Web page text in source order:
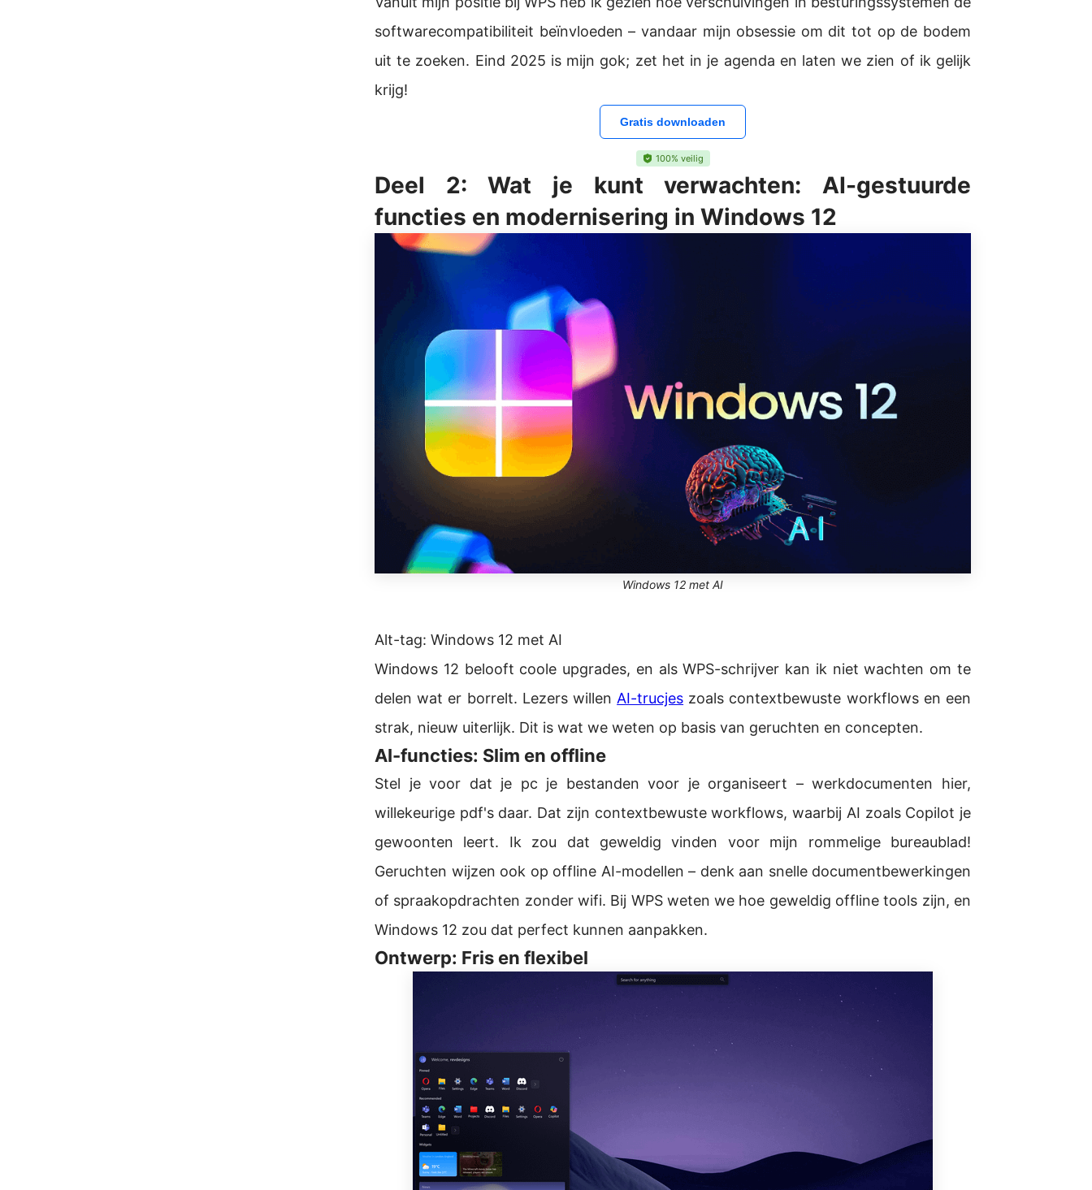
softwarecompatibiliteit beïnvloeden – vandaar mijn obsessie om dit tot op de bodem
uit te zoeken. Eind 2025 is mijn gok; zet het in je agenda en laten we zien of ik gelijk
krijg!
Gratis downloaden
100% veilig
Deel 2: Wat je kunt verwachten: AI-gestuurde
functies en modernisering in Windows 12
Windows 12 met AI
Alt-tag: Windows 12 met AI
Windows 12 belooft coole upgrades, en als WPS-schrijver kan ik niet wachten om te
delen wat er borrelt. Lezers willen AI-trucjes zoals contextbewuste workflows en een
strak, nieuw uiterlijk. Dit is wat we weten op basis van geruchten en concepten.
AI-functies: Slim en offline
Stel je voor dat je pc je bestanden voor je organiseert – werkdocumenten hier,
willekeurige pdf's daar. Dat zijn contextbewuste workflows, waarbij AI zoals Copilot je
gewoonten leert. Ik zou dat geweldig vinden voor mijn rommelige bureaublad!
Geruchten wijzen ook op offline AI-modellen – denk aan snelle documentbewerkingen
of spraakopdrachten zonder wifi. Bij WPS weten we hoe geweldig offline tools zijn, en
Windows 12 zou dat perfect kunnen aanpakken.
Ontwerp: Fris en flexibel